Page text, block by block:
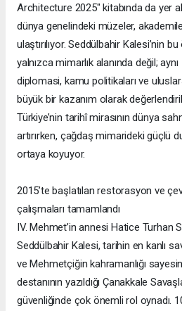
Architecture 2025" kitabında da yer
dünya genelindeki müzeler,
ulaştırılıyor. Seddülbahir Kalesi’nin
yalnızca mimarlık alanında değil;
diplomasi, kamu politikaları ve
büyük bir kazanım olarak
Türkiye’nin tarihî mirasının dünya
artırırken, çağdaş mimarideki güçlü
ortaya koyuyor.
2015’te başlatılan restorasyon ve
çalışmaları tamamlandı
IV. Mehmet’in annesi Hatice Turhan
Seddülbahir Kalesi, tarihin en kanlı
ve Mehmetçiğin kahramanlığı
destanının yazıldığı Çanakkale
güvenliğinde çok önemli rol oynadı.